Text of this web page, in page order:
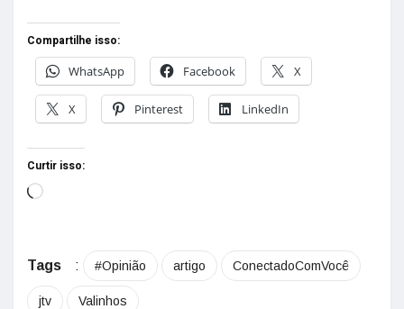
Compartilhe isso:
WhatsApp
Facebook X
X Pinterest LinkedIn
Curtir isso:
Tags : #Opinião artigo ConectadoComVocê
jtv Valinhos